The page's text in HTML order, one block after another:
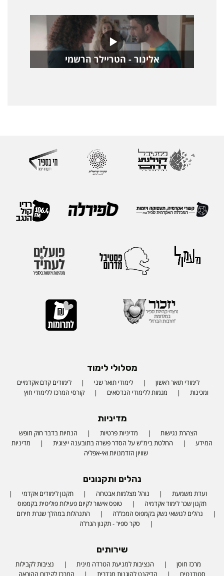
אלינור - הטריילר הרשמי
מסלולי לימוד
לימודי תואר ראשון לימודי תואר שני
לימודים קדם אקדמיים
ומכינות
מגמות ללימודי הנדסאים קורסי המרכז ללימודי חוץ
מדיניות
הצהרת נגישות מדיניות פרטיות
הנחיות בדבר חוק חופש
המידע
החלטת בימ"ש על הסדר פשרה בתובענה ייצוגית
מדיניות
שוויון הזדמנויות ואי-אפליה
נהלים ותקנונים
ועדת משמעת נוהל מצלמות אבטחה
תקנון לימודים אקדמי
תקנון שכר לימוד אקדמיה
טופס אישור לקיום פעילות פוליטית בקמפוס
נהלים לנושאי נשק בקמפוס המכללה
התנהלות במהלך שגרת חירום
סקר ספיר - תקנון הגרלה
שירותים
מרכז חוסן הנציבות למניעת הטרדה מינית
נציבות לקבילות
סטודנטים
הדיקנט להוגנות מגדרית המרכז לקידום ההוראה